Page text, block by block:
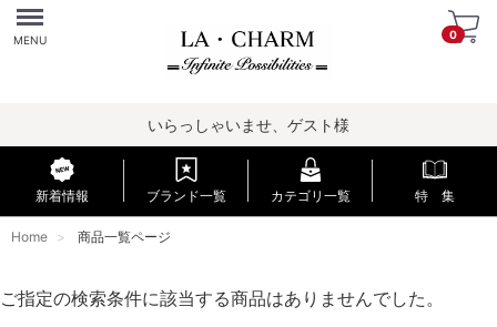
Menu
MENU 0
いらっしゃいませ、ゲスト様
新着情報 ブランド一覧 カテゴリ一覧 特 集
Home 商品一覧ページ
ご指定の検索条件に該当する商品はありませんでした。